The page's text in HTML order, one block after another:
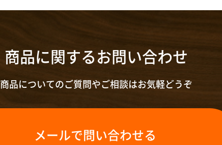
商品に関するお問い合わせ
商品についてのご質問やご相談はお気軽どうぞ
メールで問い合わせる